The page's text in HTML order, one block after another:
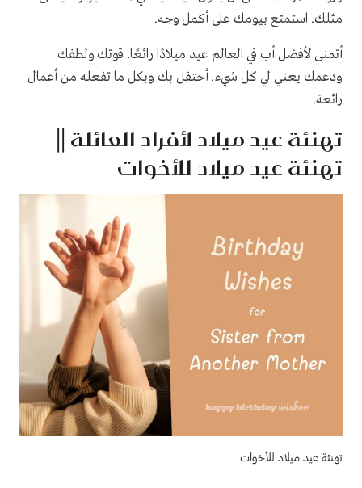
مثلك. استمتع بيومك على أكمل وجه.
أتمنى لأفضل أب في العالم عيد ميلادًا رائعًا. قوتك ولطفك
ودعمك يعني لي كل شيء. أحتفل بك وبكل ما تفعله من أعمال
رائعة.
تهنئة عيد ميلاد لأفراد العائلة ||
تهنئة عيد ميلاد للأخوات
تهنئة عيد ميلاد للأخوات